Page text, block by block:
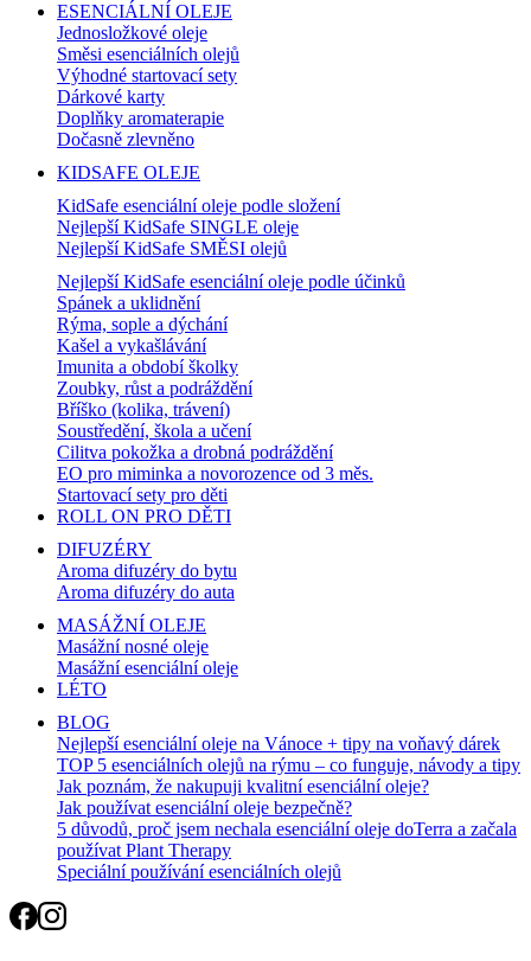
ESENCIÁLNÍ OLEJE
Jednosložkové oleje
Směsi esenciálních olejů
Výhodné startovací sety
Dárkové karty
Doplňky aromaterapie
Dočasně zlevněno
KIDSAFE OLEJE
KidSafe esenciální oleje podle složení
Nejlepší KidSafe SINGLE oleje
Nejlepší KidSafe SMĚSI olejů
Nejlepší KidSafe esenciální oleje podle účinků
Spánek a uklidnění
Rýma, sople a dýchání
Kašel a vykašlávání
Imunita a období školky
Zoubky, růst a podráždění
Bříško (kolika, trávení)
Soustředění, škola a učení
Cilitva pokožka a drobná podráždění
EO pro miminka a novorozence od 3 měs.
Startovací sety pro děti
ROLL ON PRO DĚTI
DIFUZÉRY
Aroma difuzéry do bytu
Aroma difuzéry do auta
MASÁŽNÍ OLEJE
Masážní nosné oleje
Masážní esenciální oleje
LÉTO
BLOG
Nejlepší esenciální oleje na Vánoce + tipy na voňavý dárek
TOP 5 esenciálních olejů na rýmu – co funguje, návody a tipy
Jak poznám, že nakupuji kvalitní esenciální oleje?
Jak používat esenciální oleje bezpečně?
5 důvodů, proč jsem nechala esenciální oleje doTerra a začala
používat Plant Therapy
Speciální používání esenciálních olejů